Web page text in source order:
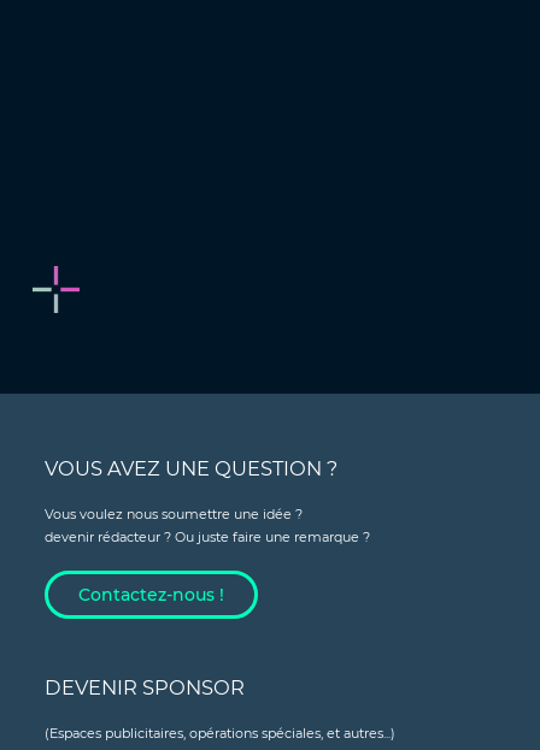
VOUS AVEZ UNE QUESTION ?
Vous voulez nous soumettre une idée ?
devenir rédacteur ? Ou juste faire une remarque ?
Contactez-nous !
DEVENIR SPONSOR
(Espaces publicitaires, opérations spéciales, et autres...)